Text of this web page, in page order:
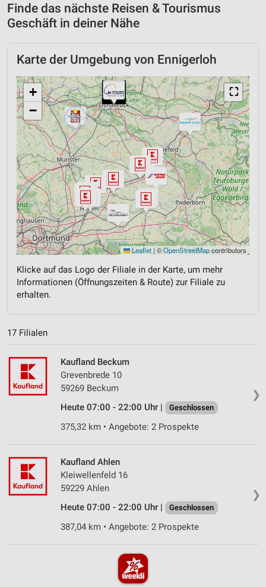
Finde das nächste Reisen & Tourismus
Geschäft in deiner Nähe
Karte der Umgebung von Ennigerloh
⛶
+
−
Leaflet | ©OpenStreetMapcontributors
Klicke auf das Logo der Filiale in der Karte, um mehr
Informationen (Öffnungszeiten & Route) zur Filiale zu
erhalten.
17 Filialen
❯
Kaufland Beckum
Grevenbrede 10
59269 Beckum
Heute 07:00 - 22:00 Uhr |
Geschlossen
375,32 km • Angebote: 2 Prospekte
❯
Kaufland Ahlen
Kleiwellenfeld 16
59229 Ahlen
Heute 07:00 - 22:00 Uhr |
Geschlossen
387,04 km • Angebote: 2 Prospekte